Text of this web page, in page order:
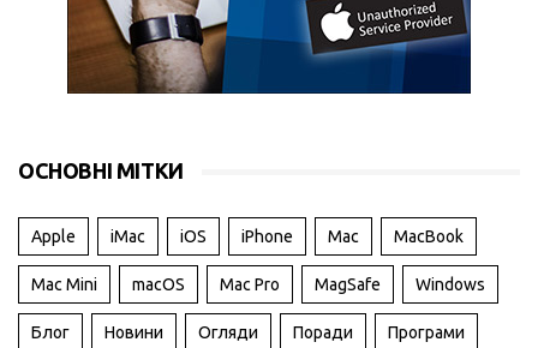
ОСНОВНІ МІТКИ
Apple iMac iOS iPhone Mac MacBook
Mac Mini macOS Mac Pro MagSafe Windows
Блог Новини Огляди Поради Програми